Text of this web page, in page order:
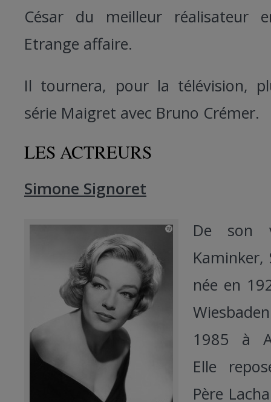
César du meilleur réalisateur
Etrange affaire.
Il tournera, pour la télévision,
série Maigret avec Bruno Crémer.
LES ACTREURS
Simone Signoret
De son
Kaminker,
née en
1985 à
Elle
Père